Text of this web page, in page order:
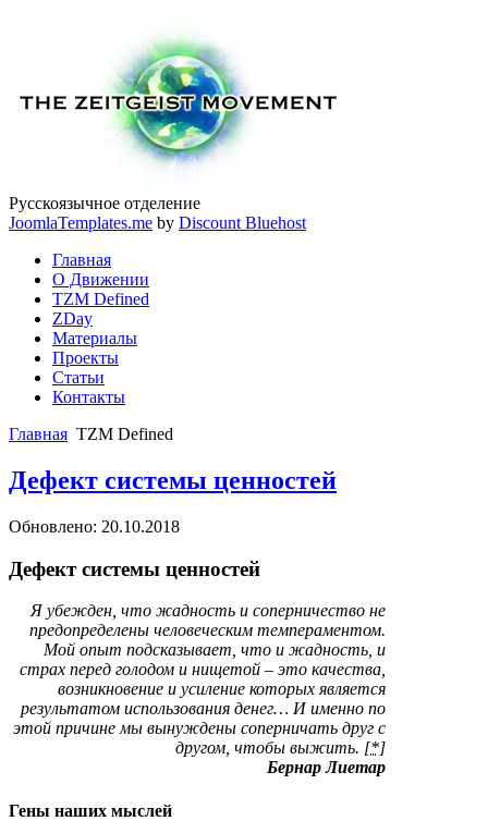
Русскоязычное отделение
JoomlaTemplates.me by Discount Bluehost
Главная
О Движении
TZM Defined
ZDay
Материалы
Проекты
Статьи
Контакты
Главная TZM Defined
Дефект системы ценностей
Обновлено: 20.10.2018
Дефект системы ценностей
Я убежден, что жадность и соперничество не
предопределены человеческим темпераментом.
Мой опыт подсказывает, что и жадность, и
страх перед голодом и нищетой – это качества,
возникновение и усиление которых является
результатом использования денег… И именно по
этой причине мы вынуждены соперничать друг с
другом, чтобы выжить. [*]
Бернар Лиетар
Гены наших мыслей